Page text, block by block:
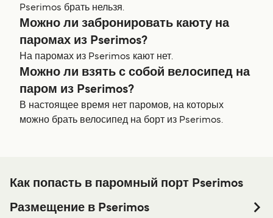
Pserimos брать нельзя.
Можно ли забронировать каюту на
паромах из Pserimos?
На паромах из Pserimos кают нет.
Можно ли взять с собой велосипед на
паром из Pserimos?
В настоящее время нет паромов, на которых
можно брать велосипед на борт из Pserimos.
Как попасть в паромный порт Pserimos
Размещение в Pserimos